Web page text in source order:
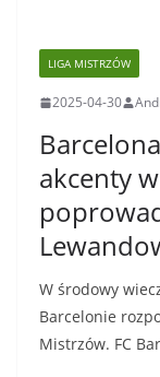
LIGA MISTRZÓW
2025-04-30
akcenty
W środowy
Barcelonie
Mistrzów. FC